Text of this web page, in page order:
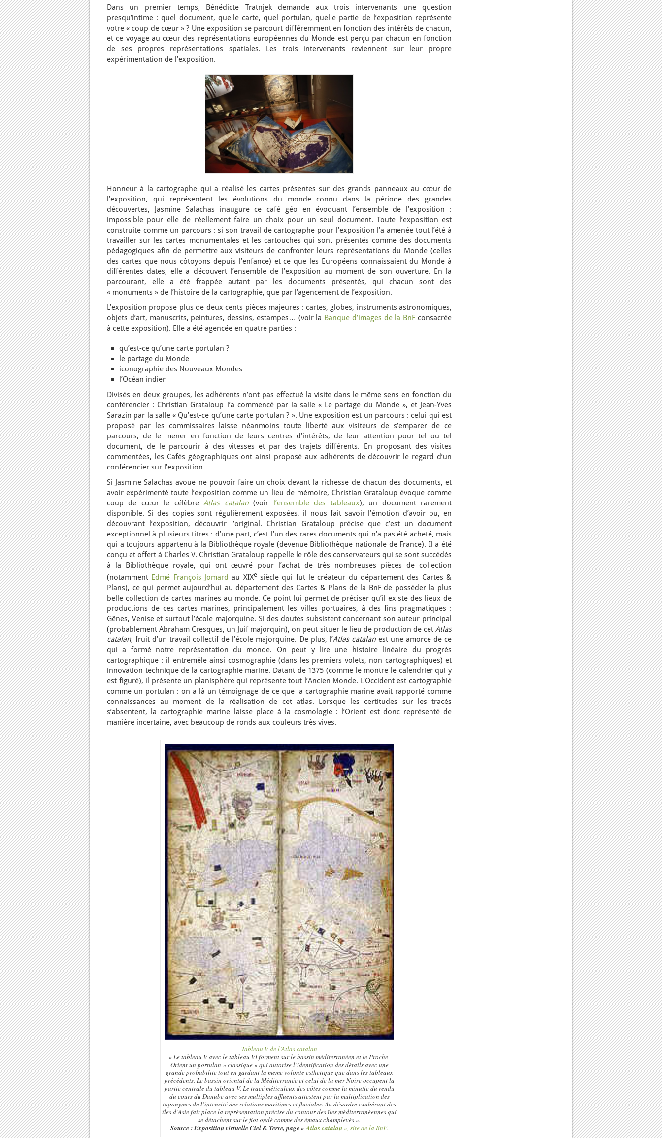
Dans un premier temps, Bénédicte Tratnjek demande aux trois intervenants une question
presqu’intime : quel document, quelle carte, quel portulan, quelle partie de l’exposition représente
votre « coup de cœur » ? Une exposition se parcourt différemment en fonction des intérêts de chacun,
et ce voyage au cœur des représentations européennes du Monde est perçu par chacun en fonction
de ses propres représentations spatiales. Les trois intervenants reviennent sur leur propre
expérimentation de l’exposition.
Honneur à la cartographe qui a réalisé les cartes présentes sur des grands panneaux au cœur de
l’exposition, qui représentent les évolutions du monde connu dans la période des grandes
découvertes, Jasmine Salachas inaugure ce café géo en évoquant l’ensemble de l’exposition :
impossible pour elle de réellement faire un choix pour un seul document. Toute l’exposition est
construite comme un parcours : si son travail de cartographe pour l’exposition l’a amenée tout l’été à
travailler sur les cartes monumentales et les cartouches qui sont présentés comme des documents
pédagogiques afin de permettre aux visiteurs de confronter leurs représentations du Monde (celles
des cartes que nous côtoyons depuis l’enfance) et ce que les Européens connaissaient du Monde à
différentes dates, elle a découvert l’ensemble de l’exposition au moment de son ouverture. En la
parcourant, elle a été frappée autant par les documents présentés, qui chacun sont des
« monuments » de l’histoire de la cartographie, que par l’agencement de l’exposition.
L’exposition propose plus de deux cents pièces majeures : cartes, globes, instruments astronomiques,
objets d’art, manuscrits, peintures, dessins, estampes… (voir la Banque d’images de la BnF consacrée
à cette exposition). Elle a été agencée en quatre parties :
qu’est-ce qu’une carte portulan ?
le partage du Monde
iconographie des Nouveaux Mondes
l’Océan indien
Divisés en deux groupes, les adhérents n’ont pas effectué la visite dans le même sens en fonction du
conférencier : Christian Grataloup l’a commencé par la salle « Le partage du Monde », et Jean-Yves
Sarazin par la salle « Qu’est-ce qu’une carte portulan ? ». Une exposition est un parcours : celui qui est
proposé par les commissaires laisse néanmoins toute liberté aux visiteurs de s’emparer de ce
parcours, de le mener en fonction de leurs centres d’intérêts, de leur attention pour tel ou tel
document, de le parcourir à des vitesses et par des trajets différents. En proposant des visites
commentées, les Cafés géographiques ont ainsi proposé aux adhérents de découvrir le regard d’un
conférencier sur l’exposition.
Si Jasmine Salachas avoue ne pouvoir faire un choix devant la richesse de chacun des documents, et
avoir expérimenté toute l’exposition comme un lieu de mémoire, Christian Grataloup évoque comme
coup de cœur le célèbreAtlas catalan(voir l’ensemble des tableaux), un document rarement
disponible. Si des copies sont régulièrement exposées, il nous fait savoir l’émotion d’avoir pu, en
découvrant l’exposition, découvrir l’original. Christian Grataloup précise que c’est un document
exceptionnel à plusieurs titres : d’une part, c’est l’un des rares documents qui n’a pas été acheté, mais
qui a toujours appartenu à la Bibliothèque royale (devenue Bibliothèque nationale de France). Il a été
conçu et offert à Charles V. Christian Grataloup rappelle le rôle des conservateurs qui se sont succédés
à la Bibliothèque royale, qui ont œuvré pour l’achat de très nombreuses pièces de collection
(notamment Edmé François Jomard au XIXesiècle qui fut le créateur du département des Cartes &
Plans), ce qui permet aujourd’hui au département des Cartes & Plans de la BnF de posséder la plus
belle collection de cartes marines au monde. Ce point lui permet de préciser qu’il existe des lieux de
productions de ces cartes marines, principalement les villes portuaires, à des fins pragmatiques :
Gênes, Venise et surtout l’école majorquine. Si des doutes subsistent concernant son auteur principal
(probablement Abraham Cresques, un Juif majorquin), on peut situer le lieu de production de cet Atlas
catalan, fruit d’un travail collectif de l’école majorquine. De plus, l’Atlas catalanest une amorce de ce
qui a formé notre représentation du monde. On peut y lire une histoire linéaire du progrès
cartographique : il entremêle ainsi cosmographie (dans les premiers volets, non cartographiques) et
innovation technique de la cartographie marine. Datant de 1375 (comme le montre le calendrier qui y
est figuré), il présente un planisphère qui représente tout l’Ancien Monde. L’Occident est cartographié
comme un portulan : on a là un témoignage de ce que la cartographie marine avait rapporté comme
connaissances au moment de la réalisation de cet atlas. Lorsque les certitudes sur les tracés
s’absentent, la cartographie marine laisse place à la cosmologie : l’Orient est donc représenté de
manière incertaine, avec beaucoup de ronds aux couleurs très vives.
Tableau V de l’Atlas catalan
« Le tableau V avec le tableau VI forment sur le bassin méditerranéen et le Proche-
Orient un portulan « classique » qui autorise l’identification des détails avec une
grande probabilité tout en gardant la même volonté esthétique que dans les tableaux
précédents. Le bassin oriental de la Méditerranée et celui de la mer Noire occupent la
partie centrale du tableau V. Le tracé méticuleux des côtes comme la minutie du rendu
du cours du Danube avec ses multiples affluents attestent par la multiplication des
toponymes de l’intensité des relations maritimes et fluviales. Au désordre exubérant des
îles d’Asie fait place la représentation précise du contour des îles méditerranéennes qui
se détachent sur le flot ondé comme des émaux champlevés ».
Source : Exposition virtuelle Ciel & Terre, page «Atlas catalan», site de la BnF.